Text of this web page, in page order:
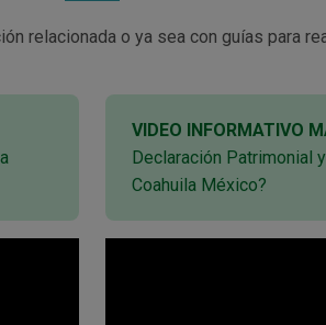
relacionada o ya sea con guías para
VIDEO INFORMATIVO
Declaración Patrimonial
Coahuila México?